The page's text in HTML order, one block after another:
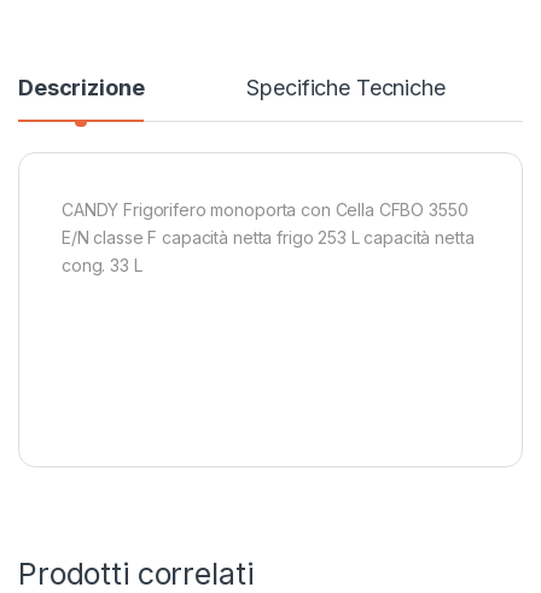
Descrizione Specifiche Tecniche
CANDY Frigorifero monoporta con Cella CFBO 3550
E/N classe F capacità netta frigo 253 L capacità netta
cong. 33 L
Prodotti correlati